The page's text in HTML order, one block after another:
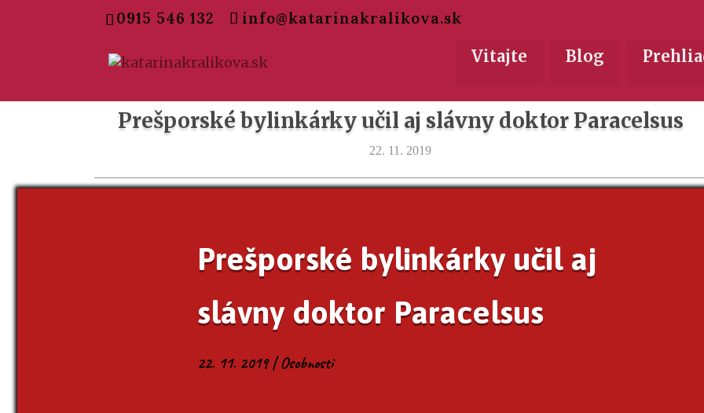
0915 546 132 info@katarinakralikova.sk
Vitajte Blog
Prešporské bylinkárky učil aj slávny doktor Paracelsus
22. 11. 2019
Prešporské bylinkárky učil aj
slávny doktor Paracelsus
22. 11. 2019|Osobnosti